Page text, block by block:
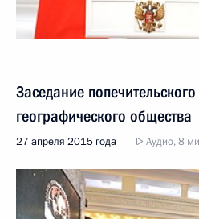
Заседание попечительского
географического общества
27 апреля 2015 года Аудио, 8